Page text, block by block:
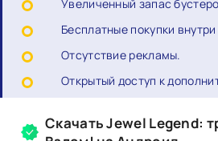
Увеличенный запас
Бесплатные покупки
Отсутствие рекламы.
Открытый доступ к
Скачать Jewel Legend: